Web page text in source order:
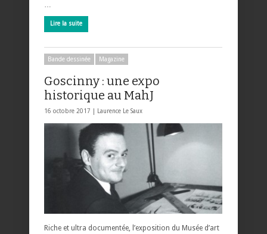
…
Lire la suite
Bande dessinée Magazine
Goscinny : une expo
historique au MahJ
16 octobre 2017 | Laurence Le Saux
Riche et ultra documentée, l’exposition du Musée d’art